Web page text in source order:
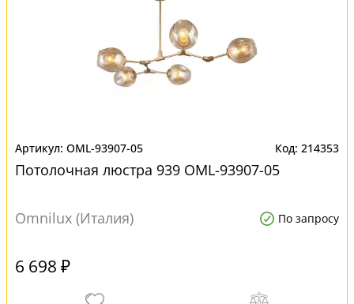
OML-93907-05 214353
Потолочная люстра 939 OML-93907-05
Omnilux (Италия) По запросу
6 698 ₽